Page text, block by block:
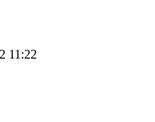
11:22